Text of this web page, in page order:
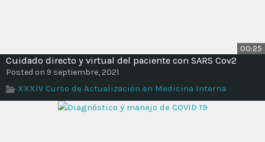
00:25
Cuidado directo y virtual del paciente con SARS Cov2
Posted on 9 septiembre, 2021
XXXIV Curso de Actualización en Medicina Interna